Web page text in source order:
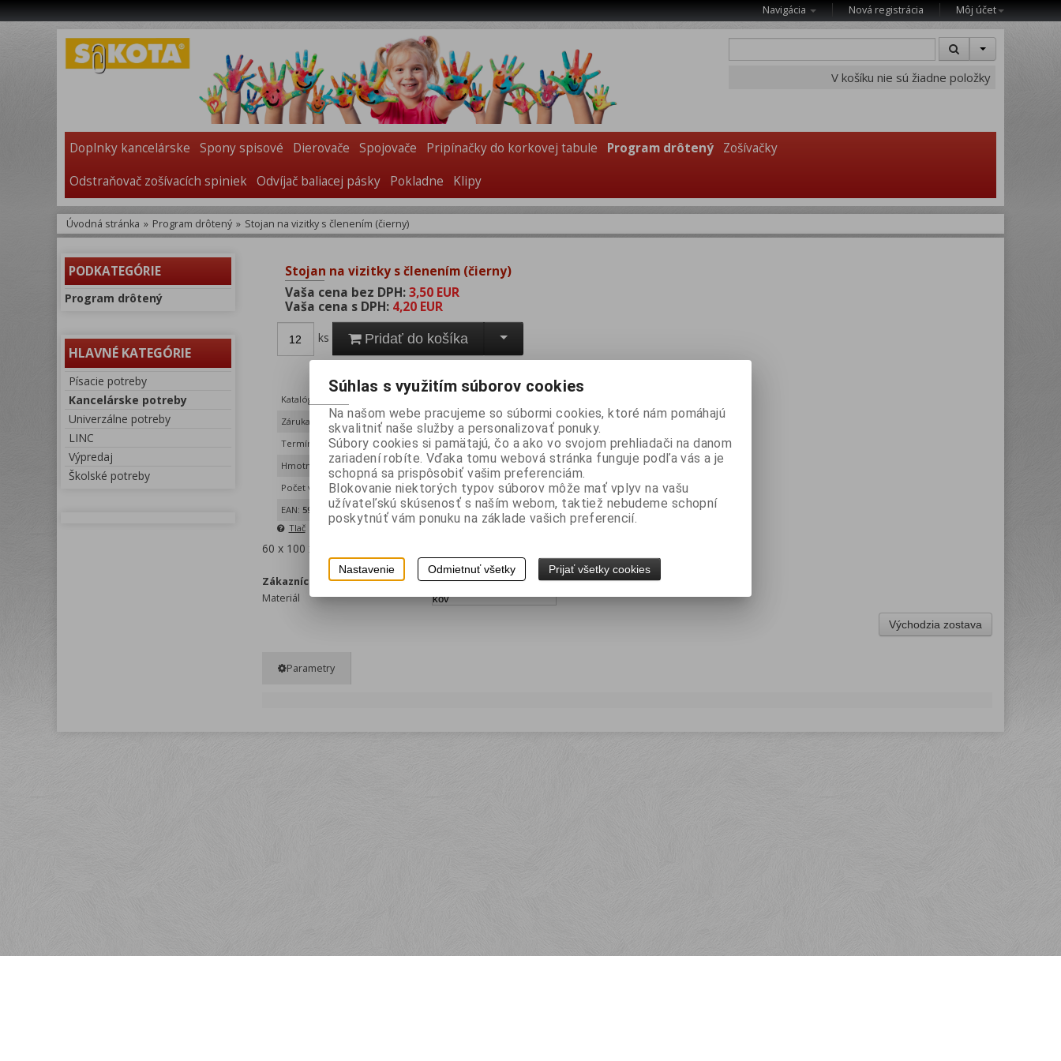
Navigácia Nová registrácia Môj účet
V košíku nie sú žiadne položky
Doplnky kancelárske Spony spisové Dierovače Spojovače Pripínačky do korkovej tabule Program drôtený
Zošívačky
Odstraňovač zošívacích spiniek Odvíjač baliacej pásky Pokladne Klipy
Úvodná stránka » Program drôtený » Stojan na vizitky s členením (čierny)
PODKATEGÓRIE
Program drôtený
HLAVNÉ KATEGÓRIE
Písacie potreby
Kancelárske potreby
Univerzálne potreby
LINC
Výpredaj
Školské potreby
Stojan na vizitky s členením (čierny)
Vaša cena bez DPH:3,50 EUR
Vaša cena s DPH: 4,20 EUR
ks Pridať do košíka
Katalógové číslo:
Záruka (mesiacov):24
Termín dodania (dni):2
Hmotnosť: 0,092 kg
Počet v balení:12 ks
EAN: 5997875717681
Tlač
60 x 100 x 50 mm
Zákaznícke voľby výrobku:
Materiál
Východzia zostava
Parametry
Súhlas s využitím súborov cookies
Na našom webe pracujeme so súbormi cookies, ktoré nám pomáhajú
skvalitniť naše služby a personalizovať ponuky.
Súbory cookies si pamätajú, čo a ako vo svojom prehliadači na danom
zariadení robíte. Vďaka tomu webová stránka funguje podľa vás a je
schopná sa prispôsobiť vašim preferenciám.
Blokovanie niektorých typov súborov môže mať vplyv na vašu
užívateľskú skúsenosť s naším webom, taktiež nebudeme schopní
poskytnúť vám ponuku na základe vašich preferencií.
Nastavenie Odmietnuť všetky Prijať všetky cookies